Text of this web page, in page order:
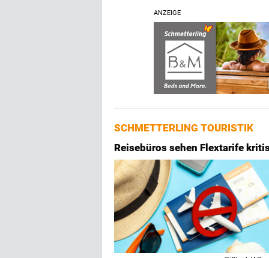
ANZEIGE
SCHMETTERLING TOURISTIK
Reisebüros sehen Flextarife